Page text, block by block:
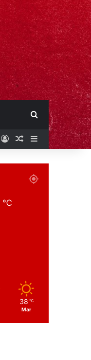
Buscar por
AccesoPublicación al
Barra lateral
℃
38 ℃
Mar